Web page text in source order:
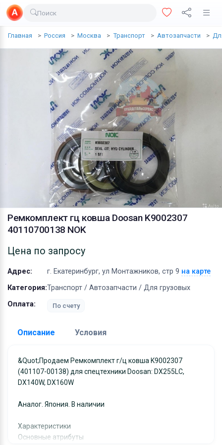
Поиск
Главная Россия Москва Транспорт Автозапчасти
Ремкомплект гц ковша Doosan K9002307
40110700138 NOK
Цена по запросу
Адрес: г. Екатеринбург, ул Монтажников, стр 9 на карте
Категория:Транспорт / Автозапчасти / Для грузовых
Оплата:
По счету
Описание Условия
&quot;Продаем Ремкомплект г/ц ковша K9002307
(401107-00138) для спецтехники Doosan: DX255LC,
DX140W, DX160W
Аналог. Япония. В наличии
Характеристики
Основные атрибуты
Доставка:
Адрес самовывоза:г. Екатеринбург, ул
Монтажников, стр 9
после получения оплаты и отправляются через UPS
отслеживанием местоположения посылки и
Доставка еды
Транспорт
Недвижимость
Личные вещи
Одежда и обувь
Электроника
Все для дома
Хобби и отдых
Животные